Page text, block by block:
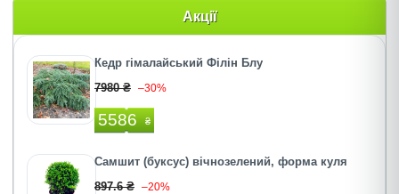
Акції
Кедр гімалайський Філін Блу
7980 ₴ –30%
5586 ₴
Самшит (буксус) вічнозелений, форма куля
897.6 ₴ –20%